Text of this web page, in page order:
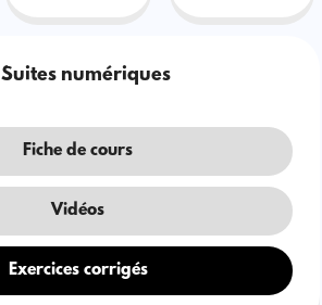
Suites numériques
Fiche de cours
Vidéos
Exercices corrigés